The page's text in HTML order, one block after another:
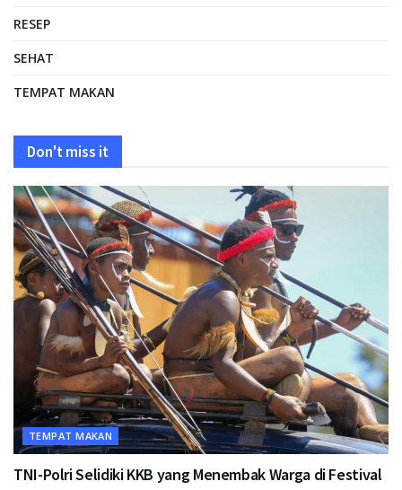
RESEP
SEHAT
TEMPAT MAKAN
Don't miss it
TEMPAT MAKAN
TNI-Polri Selidiki KKB yang Menembak Warga di Festival